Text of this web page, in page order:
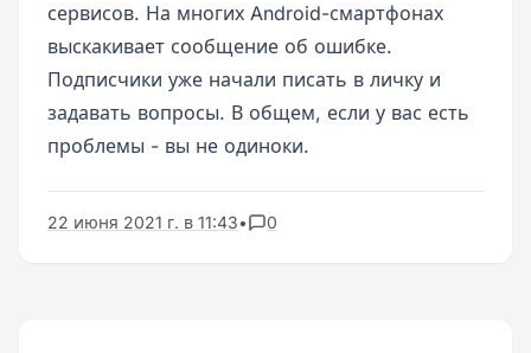
сервисов. На многих Android-смартфонах
выскакивает сообщение об ошибке.
Подписчики уже начали писать в личку и
задавать вопросы. В общем, если у вас есть
проблемы - вы не одиноки.
22 июня 2021 г. в 11:43• 0